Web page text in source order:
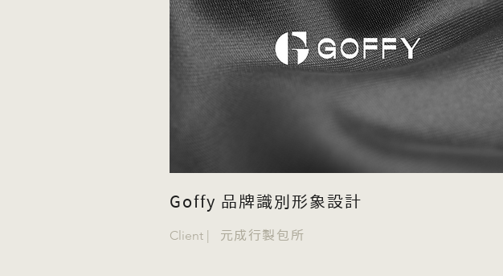
Goffy 品牌識別形象設計
Client | 元成行製包所